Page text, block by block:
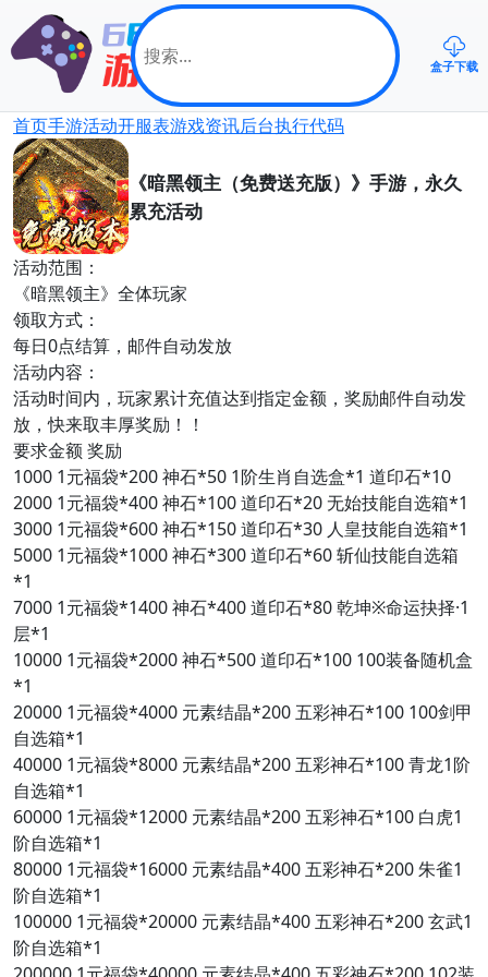
盒子下载
首页手游活动开服表游戏资讯后台执行代码
《暗黑领主（免费送充版）》手游，永久
累充活动
活动范围：
《暗黑领主》全体玩家
领取方式：
每日0点结算，邮件自动发放
活动内容：
活动时间内，玩家累计充值达到指定金额，奖励邮件自动发
放，快来取丰厚奖励！！
要求金额奖励
1000 1元福袋*200神石*50 1阶生肖自选盒*1 道印石*10
2000 1元福袋*400神石*100道印石*20无始技能自选箱*1
3000 1元福袋*600神石*150道印石*30 人皇技能自选箱*1
5000 1元福袋*1000神石*300道印石*60斩仙技能自选箱
*1
7000 1元福袋*1400神石*400道印石*80乾坤※命运抉择·1
层*1
10000 1元福袋*2000神石*500道印石*100 100装备随机盒
*1
20000 1元福袋*4000 元素结晶*200五彩神石*100 100剑甲
自选箱*1
40000 1元福袋*8000 元素结晶*200五彩神石*100青龙1阶
自选箱*1
60000 1元福袋*12000 元素结晶*200五彩神石*100 白虎1
阶自选箱*1
80000 1元福袋*16000 元素结晶*400五彩神石*200朱雀1
阶自选箱*1
100000 1元福袋*20000 元素结晶*400五彩神石*200玄武1
阶自选箱*1